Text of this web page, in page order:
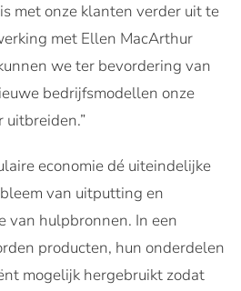
met onze klanten verder uit te
met Ellen MacArthur
we ter bevordering van
bedrijfsmodellen onze
uitbreiden.”
economie dé uiteindelijke
van uitputting en
van hulpbronnen. In een
producten, hun onderdelen
mogelijk hergebruikt zodat